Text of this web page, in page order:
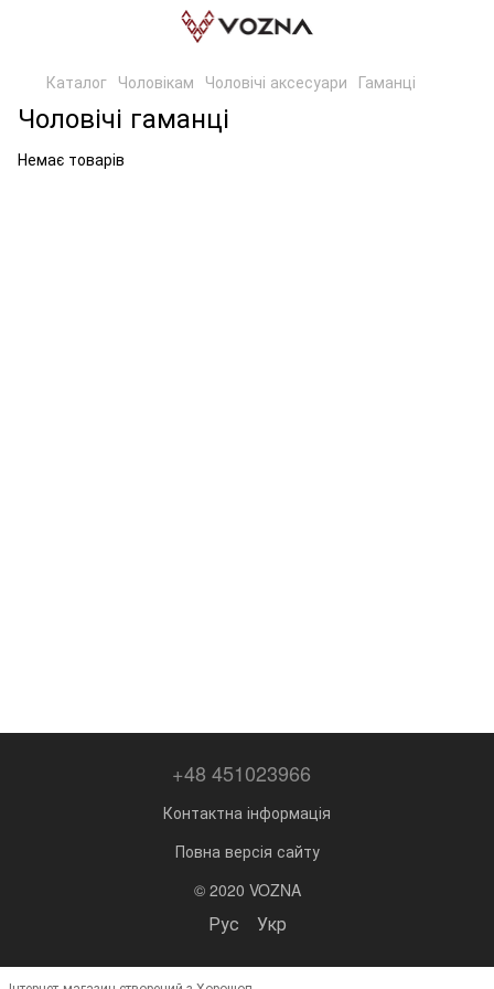
Каталог Чоловікам Чоловічі аксесуари Гаманці
Чоловічі гаманці
Немає товарів
+48 451023966
Контактна інформація
Повна версія сайту
© 2020 VOZNA
Рус Укр